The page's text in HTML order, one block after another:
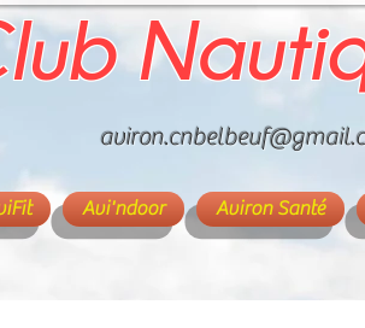
Avi'ndoor Aviron Santé